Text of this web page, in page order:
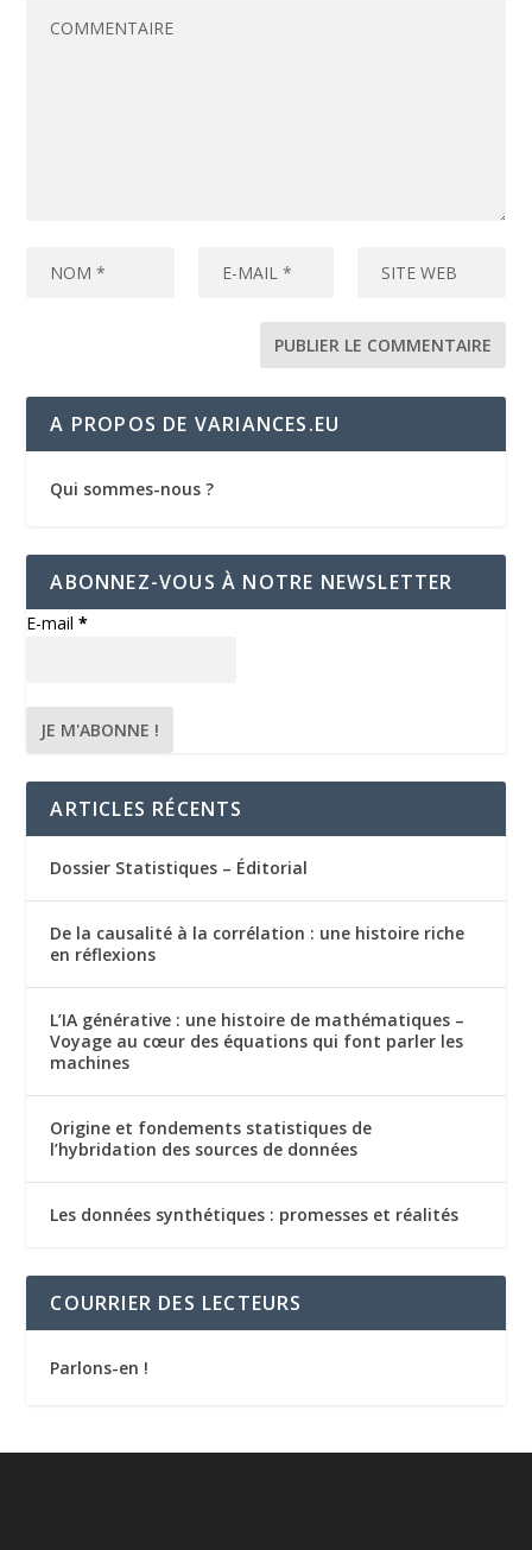
A PROPOS DE VARIANCES.EU
Qui sommes-nous ?
ABONNEZ-VOUS À NOTRE NEWSLETTER
E-mail*
ARTICLES RÉCENTS
Dossier Statistiques – Éditorial
De la causalité à la corrélation : une histoire riche
en réflexions
L’IA générative : une histoire de mathématiques –
Voyage au cœur des équations qui font parler les
machines
Origine et fondements statistiques de
l’hybridation des sources de données
Les données synthétiques : promesses et réalités
COURRIER DES LECTEURS
Parlons-en !